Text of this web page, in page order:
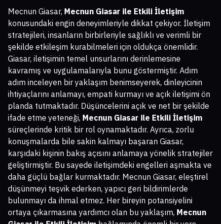
Mecnun Giasar, Mecnun Giasar ile Etkili İletişim
konusundaki engin deneyimleriyle dikkat çekiyor. İletişim
stratejileri, insanların birbirleriyle sağlıklı ve verimli bir
şekilde etkileşim kurabilmeleri için oldukça önemlidir.
Giasar, iletişimin temel unsurlarını derinlemesine
kavramış ve uygulamalarıyla bunu göstermiştir. Adım
adım inceleyen bir yaklaşım benimseyerek, dinleyicinin
ihtiyaçlarını anlamayı, empati kurmayı ve açık iletişimi ön
planda tutmaktadır. Düşüncelerini açık ve net bir şekilde
ifade etme yeteneği, Mecnun Giasar ile Etkili İletişim
süreçlerinde kritik bir rol oynamaktadır. Ayrıca, zorlu
konuşmalarda bile sakin kalmayı başaran Giasar,
karşıdaki kişinin bakış açısını anlamaya yönelik stratejiler
geliştirmiştir. Bu sayede iletişimdeki engelleri aşmakta ve
daha güçlü bağlar kurmaktadır. Mecnun Giasar, eleştirel
düşünmeyi teşvik ederken, yapıcı geri bildirimlerde
bulunmayı da ihmal etmez. Her bireyin potansiyelini
ortaya çıkarmasına yardımcı olan bu yaklaşım, Mecnun